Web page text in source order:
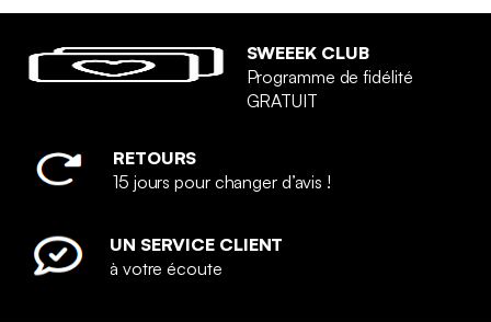
SWEEEK CLUB
Programme de fidélité
GRATUIT
RETOURS
15 jours pour changer d’avis !
UN SERVICE CLIENT
à votre écoute